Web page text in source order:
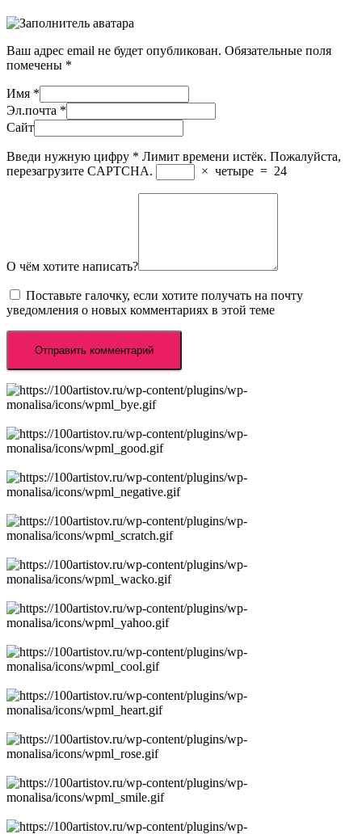
Ваш адрес email не будет опубликован. Обязательные поля
помечены *
Имя *
Эл.почта *
Сайт
Введи нужную цифру * Лимит времени истёк. Пожалуйста,
перезагрузите CAPTCHA.
× четыре = 24
О чём хотите написать?
Поставьте галочку, если хотите получать на почту
уведомления о новых комментариях в этой теме